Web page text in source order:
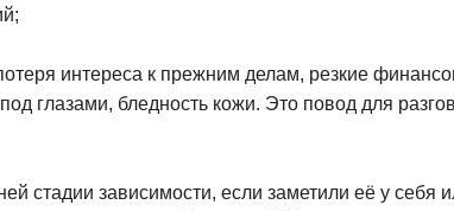
интереса к прежним делам, резкие
глазами, бледность кожи. Это повод для
стадии зависимости, если заметили её у себя